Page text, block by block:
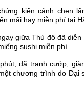
kiến cảnh chen
mãi hay miễn phí tại
giữa Thủ đô đã diễn
sushi miễn phí.
đã tranh cướp,
chương trình do Đại